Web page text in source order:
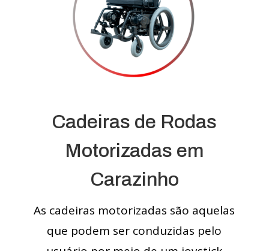
Cadeiras de Rodas
Motorizadas em
Carazinho
As cadeiras motorizadas são aquelas
que podem ser conduzidas pelo